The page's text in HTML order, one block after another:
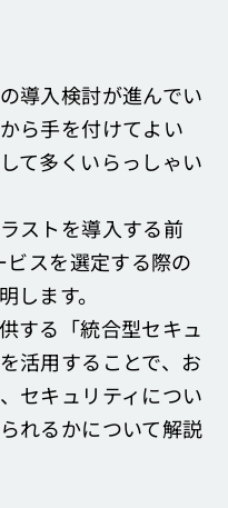
導入検討が進んでい
ら手を付けてよい
て多くいらっしゃい
ストを導入する前
ビスを選定する際の
します。
する「統合型セキュ
活用することで、お
セキュリティについ
れるかについて解説